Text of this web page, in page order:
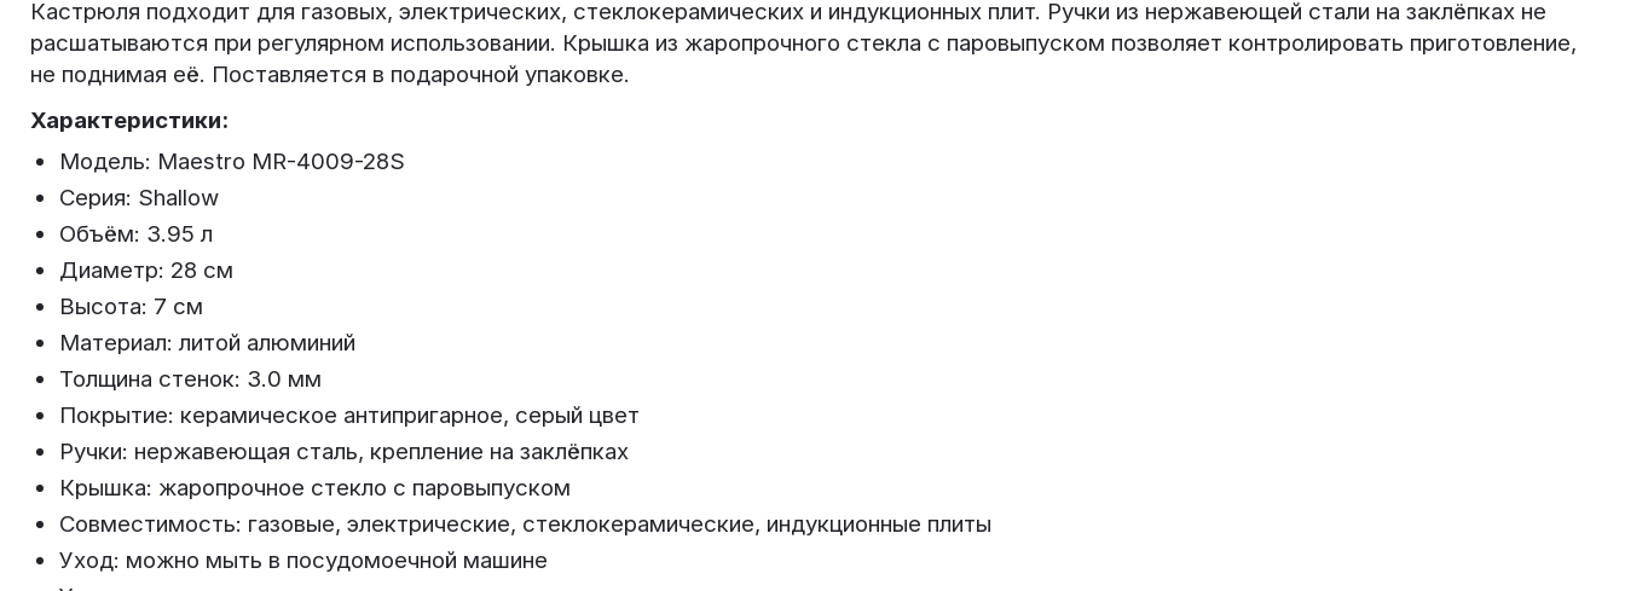
Кастрюля подходит для газовых, электрических, стеклокерамических и индукционных плит. Ручки из нержавеющей стали на заклёпках не
расшатываются при регулярном использовании. Крышка из жаропрочного стекла с паровыпуском позволяет контролировать приготовление,
не поднимая её. Поставляется в подарочной упаковке.
Характеристики:
Модель: Maestro MR-4009-28S
Серия: Shallow
Объём: 3.95 л
Диаметр: 28 см
Высота: 7 см
Материал: литой алюминий
Толщина стенок: 3.0 мм
Покрытие: керамическое антипригарное, серый цвет
Ручки: нержавеющая сталь, крепление на заклёпках
Крышка: жаропрочное стекло с паровыпуском
Совместимость: газовые, электрические, стеклокерамические, индукционные плиты
Уход: можно мыть в посудомоечной машине